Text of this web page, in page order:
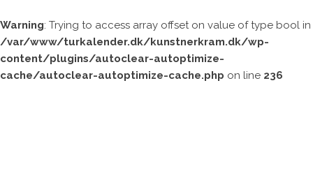
Warning: Trying to access array offset on value of type bool in
/var/www/turkalender.dk/kunstnerkram.dk/wp-
content/plugins/autoclear-autoptimize-
cache/autoclear-autoptimize-cache.php on line 236